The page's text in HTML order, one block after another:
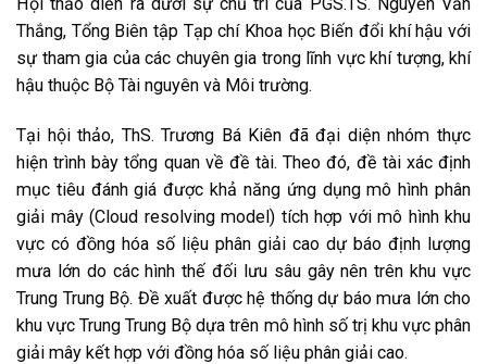
Thắng, Tổng Biên tập Tạp chí Khoa học Biến đổi khí hậu với
sự tham gia của các chuyên gia trong lĩnh vực khí tượng, khí
hậu thuộc Bộ Tài nguyên và Môi trường.
Tại hội thảo, ThS. Trương Bá Kiên đã đại diện nhóm thực
hiện trình bày tổng quan về đề tài. Theo đó, đề tài xác định
mục tiêu đánh giá được khả năng ứng dụng mô hình phân
giải mây (Cloud resolving model) tích hợp với mô hình khu
vực có đồng hóa số liệu phân giải cao dự báo định lượng
mưa lớn do các hình thế đối lưu sâu gây nên trên khu vực
Trung Trung Bộ. Đề xuất được hệ thống dự báo mưa lớn cho
khu vực Trung Trung Bộ dựa trên mô hình số trị khu vực phân
giải mây kết hợp với đồng hóa số liệu phân giải cao.